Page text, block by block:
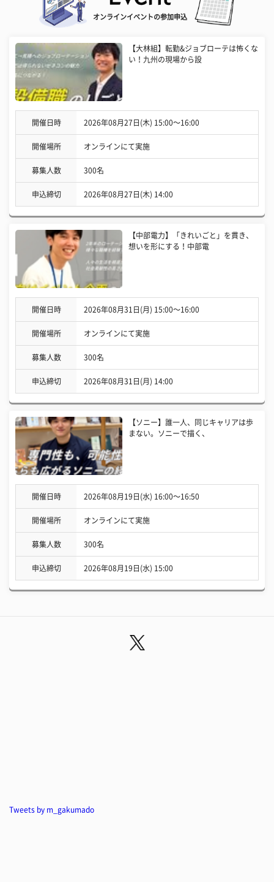
オンラインイベントの参加申込
【大林組】転勤&ジョブローテは怖くな
い！九州の現場から設
開催日時 2026年08月27日(木) 15:00〜16:00
開催場所 オンラインにて実施
募集人数 300名
申込締切 2026年08月27日(木) 14:00
【中部電力】「きれいごと」を貫き、
想いを形にする！中部電
開催日時 2026年08月31日(月) 15:00〜16:00
開催場所 オンラインにて実施
募集人数 300名
申込締切 2026年08月31日(月) 14:00
【ソニー】誰一人、同じキャリアは歩
まない。ソニーで描く、
開催日時 2026年08月19日(水) 16:00〜16:50
開催場所 オンラインにて実施
募集人数 300名
申込締切 2026年08月19日(水) 15:00
Tweets by m_gakumado